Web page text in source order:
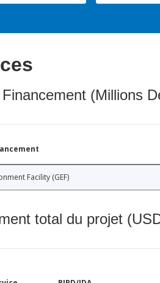
(Millions
Facility (GEF)
total du projet